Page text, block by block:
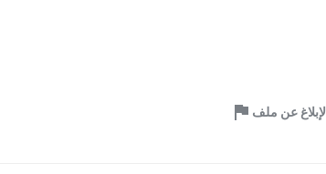
الإبلاغ عن ملف